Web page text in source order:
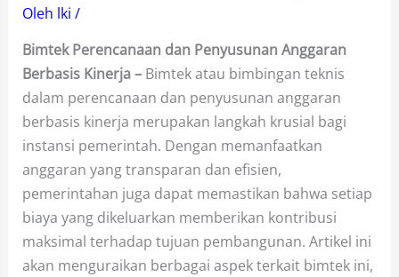
Oleh lki /
Bimtek Perencanaan dan Penyusunan Anggaran
Berbasis Kinerja – Bimtek atau bimbingan teknis
dalam perencanaan dan penyusunan anggaran
berbasis kinerja merupakan langkah krusial bagi
instansi pemerintah. Dengan memanfaatkan
anggaran yang transparan dan efisien,
pemerintahan juga dapat memastikan bahwa setiap
biaya yang dikeluarkan memberikan kontribusi
maksimal terhadap tujuan pembangunan. Artikel ini
akan menguraikan berbagai aspek terkait bimtek ini,